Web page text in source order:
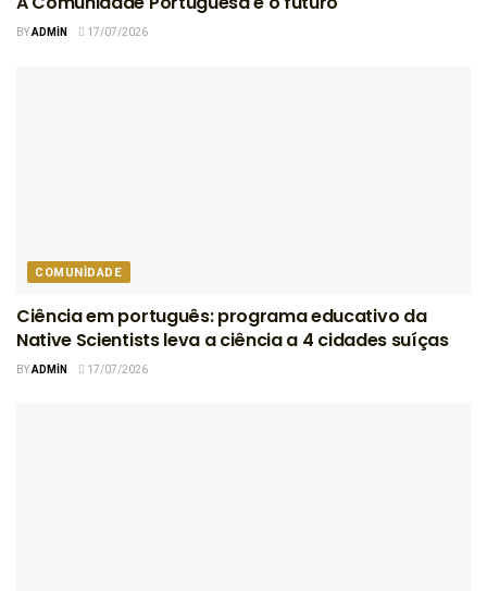
BYADMIN 17/07/2026
COMUNIDADE
Ciência em português: programa educativo da
Native Scientists leva a ciência a 4 cidades suíças
BYADMIN 17/07/2026